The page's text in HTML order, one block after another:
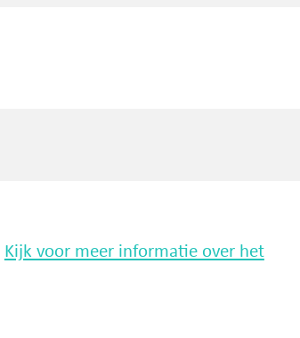
Kijk voor meer informatie over het